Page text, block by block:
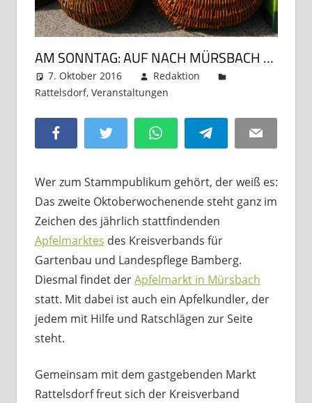
AM SONNTAG: AUF NACH MÜRSBACH …
7. Oktober 2016
Redaktion
Rattelsdorf, Veranstaltungen
Facebook Twitter WhatsAppTelegram Email
Wer zum Stammpublikum gehört, der weiß es:
Das zweite Oktoberwochenende steht ganz im
Zeichen des jährlich stattfindenden
Apfelmarktes des Kreisverbands für
Gartenbau und Landespflege Bamberg.
Diesmal findet derApfelmarkt in Mürsbach
statt. Mit dabei ist auch ein Apfelkundler, der
jedem mit Hilfe und Ratschlägen zur Seite
steht.
Gemeinsam mit dem gastgebenden Markt
Rattelsdorf freut sich der Kreisverband